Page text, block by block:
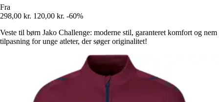
Fra
298,00 kr. 120,00 kr. -60%
Veste til børn Jako Challenge: moderne stil, garanteret komfort og nem
tilpasning for unge atleter, der søger originalitet!